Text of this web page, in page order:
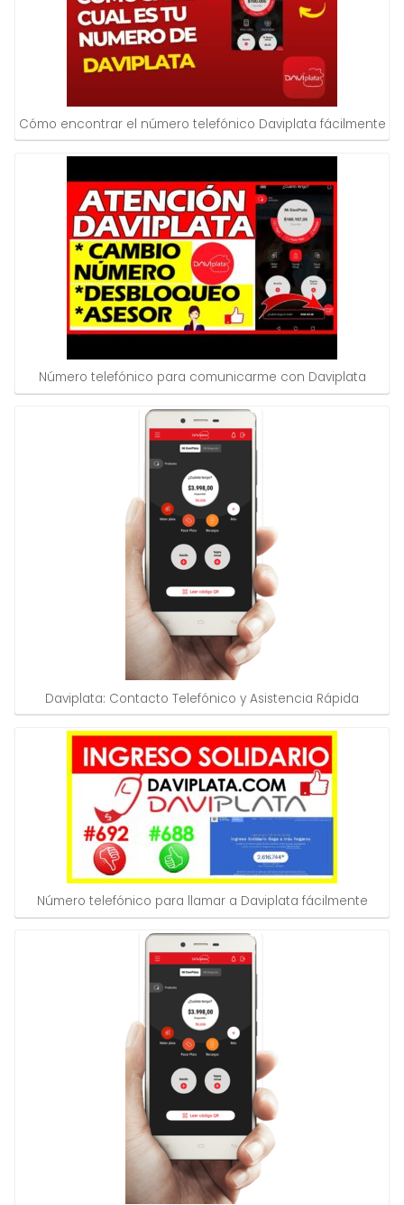
Cómo encontrar el número telefónico Daviplata fácilmente
Número telefónico para comunicarme con Daviplata
Daviplata: Contacto Telefónico y Asistencia Rápida
Número telefónico para llamar a Daviplata fácilmente